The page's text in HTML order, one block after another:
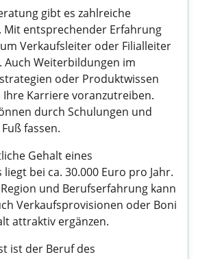
gibt es zahlreiche
Mit entsprechender Erfahrung
Verkaufsleiter oder Filialleiter
Auch Weiterbildungen im
oder Produktwissen
Karriere voranzutreiben.
durch Schulungen und
fassen.
Gehalt eines
bei ca. 30.000 Euro pro Jahr.
Region und Berufserfahrung kann
Verkaufsprovisionen oder Boni
attraktiv ergänzen.
ist der Beruf des